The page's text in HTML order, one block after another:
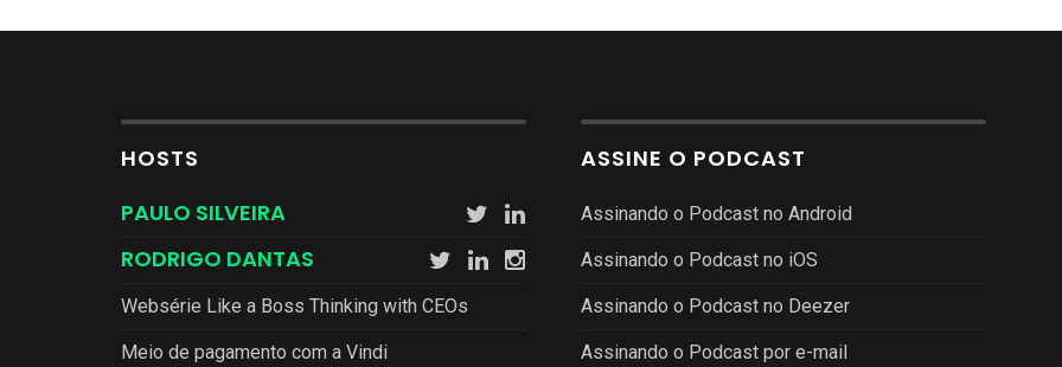
HOSTS
PAULO SILVEIRA
RODRIGO DANTAS
Websérie Like a Boss Thinking with CEOs
Meio de pagamento com a Vindi
ASSINE O PODCAST
Assinando o Podcast no Android
Assinando o Podcast no iOS
Assinando o Podcast no Deezer
Assinando o Podcast por e-mail